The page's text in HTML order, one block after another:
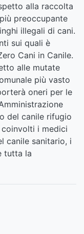
alla raccolta
preoccupante
illegali di cani.
sui quali è
Cani in Canile.
alle mutate
più vasto
oneri per le
del canile rifugio
i medici
canile sanitario, i
tutta la